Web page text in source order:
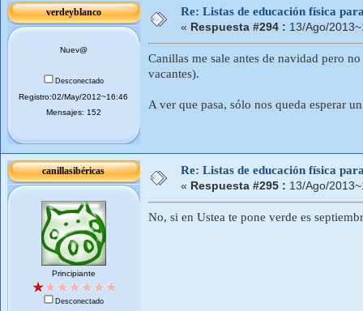
verdeyblanco
Nuev@
Desconectado
Registro:02/May/2012~16:46
Mensajes: 152
Re: Listas de educación física
« Respuesta #294 : 13/Ago/
Canillas me sale antes de navidad pero
vacantes).
A ver que pasa, sólo nos queda esperar
canillasibéricas
Principiante
Desconectado
Re: Listas de educación física
« Respuesta #295 : 13/Ago/
No, si en Ustea te pone verde es